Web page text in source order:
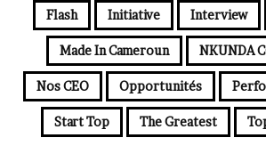
Flash Initiative Interview
Made In Cameroun NKUNDA
Nos CEO Opportunités
Start Top The Greatest